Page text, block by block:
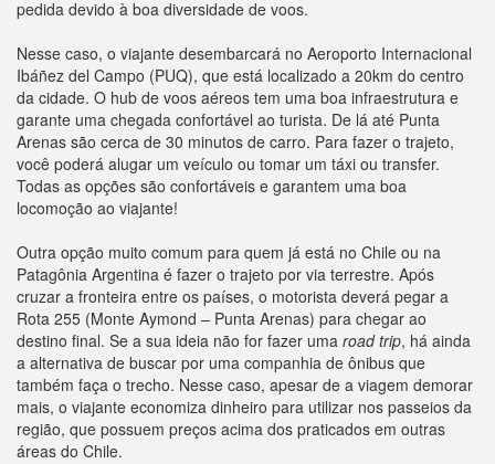
pedida devido à boa diversidade de voos.
Nesse caso, o viajante desembarcará no Aeroporto Internacional
Ibáñez del Campo (PUQ), que está localizado a 20km do centro
da cidade. O hub de voos aéreos tem uma boa infraestrutura e
garante uma chegada confortável ao turista. De lá até Punta
Arenas são cerca de 30 minutos de carro. Para fazer o trajeto,
você poderá alugar um veículo ou tomar um táxi ou transfer.
Todas as opções são confortáveis e garantem uma boa
locomoção ao viajante!
Outra opção muito comum para quem já está no Chile ou na
Patagônia Argentina é fazer o trajeto por via terrestre. Após
cruzar a fronteira entre os países, o motorista deverá pegar a
Rota 255 (Monte Aymond – Punta Arenas) para chegar ao
destino final. Se a sua ideia não for fazer uma road trip, há ainda
a alternativa de buscar por uma companhia de ônibus que
também faça o trecho. Nesse caso, apesar de a viagem demorar
mais, o viajante economiza dinheiro para utilizar nos passeios da
região, que possuem preços acima dos praticados em outras
áreas do Chile.